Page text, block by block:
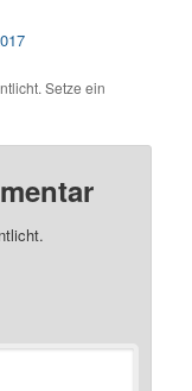
Setze ein